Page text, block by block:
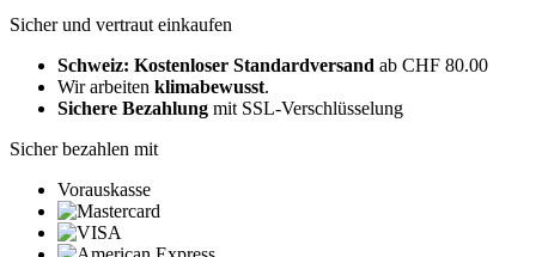
Sicher und vertraut einkaufen
Schweiz: Kostenloser Standardversand ab CHF 80.00
Wir arbeiten klimabewusst.
Sichere Bezahlung mit SSL-Verschlüsselung
Sicher bezahlen mit
Vorauskasse